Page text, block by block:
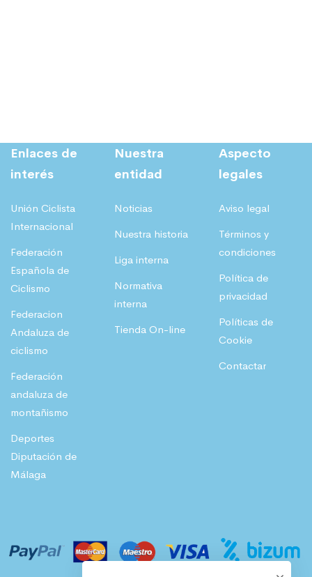
Enlaces de
interés
Unión Ciclista
Internacional
Federación
Española de
Ciclismo
Federacion
Andaluza de
ciclismo
Federación
andaluza de
montañismo
Deportes
Diputación de
Málaga
Nuestra
entidad
Noticias
Nuestra historia
Liga interna
Normativa
interna
Tienda On-line
Aspecto
legales
Aviso legal
Términos y
condiciones
Política de
privacidad
Políticas de
Cookie
Contactar